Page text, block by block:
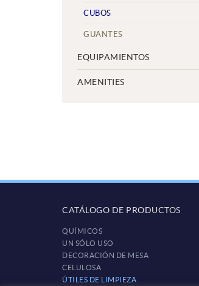
CUBOS
GUANTES
EQUIPAMIENTOS
AMENITIES
CATÁLOGO DE PRODUCTOS
QUÍMICOS
UN SÓLO USO
DECORACIÓN DE MESA
CELULOSA
ÚTILES DE LIMPIEZA